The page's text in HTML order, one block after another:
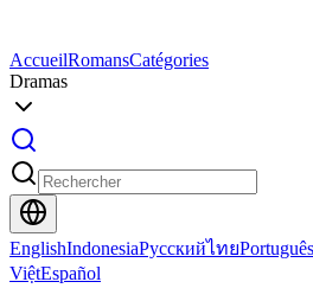
AccueilRomansCatégories
Dramas
EnglishIndonesiaРусскийไทยPortuguês
ViệtEspañol